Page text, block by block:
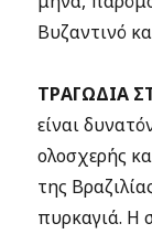
Βυζαντινό
ΤΡΑΓΩΔΙΑ
είναι
ολοσχερής
της
πυρκαγιά. Η